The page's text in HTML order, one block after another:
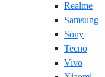
Realme
Samsung
Sony
Tecno
Vivo